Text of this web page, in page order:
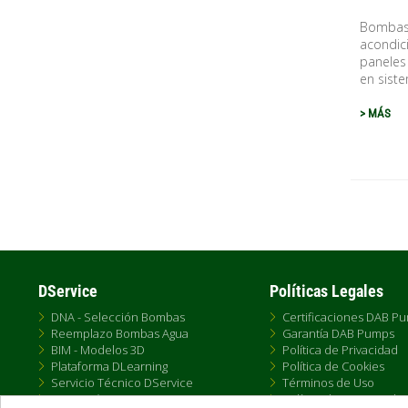
en
> MÁS
DService
DNA - Selección Bombas
Reemplazo Bombas Agua
BIM - Modelos 3D
Plataforma DLearning
Servicio Técnico DService
Formación DTraining
Políticas Legales
Certificaciones DAB
Garantía DAB Pumps
Política de Privacidad
Política de Cookies
Términos de Uso
Política de Venta